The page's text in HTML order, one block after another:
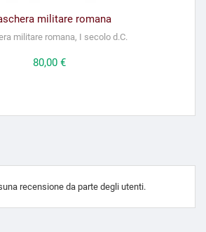
militare romana
militare romana, I secolo d.C.
Prezzo
80,00 €
recensione da parte degli utenti.